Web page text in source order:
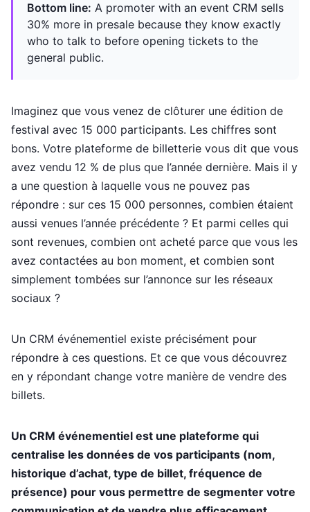
Bottom line: A promoter with an event CRM sells
30% more in presale because they know exactly
who to talk to before opening tickets to the
general public.
Imaginez que vous venez de clôturer une édition de
festival avec 15 000 participants. Les chiffres sont
bons. Votre plateforme de billetterie vous dit que vous
avez vendu 12 % de plus que l’année dernière. Mais il y
a une question à laquelle vous ne pouvez pas
répondre : sur ces 15 000 personnes, combien étaient
aussi venues l’année précédente ? Et parmi celles qui
sont revenues, combien ont acheté parce que vous les
avez contactées au bon moment, et combien sont
simplement tombées sur l’annonce sur les réseaux
sociaux ?
Un CRM événementiel existe précisément pour
répondre à ces questions. Et ce que vous découvrez
en y répondant change votre manière de vendre des
billets.
Un CRM événementiel est une plateforme qui
centralise les données de vos participants (nom,
historique d’achat, type de billet, fréquence de
présence) pour vous permettre de segmenter votre